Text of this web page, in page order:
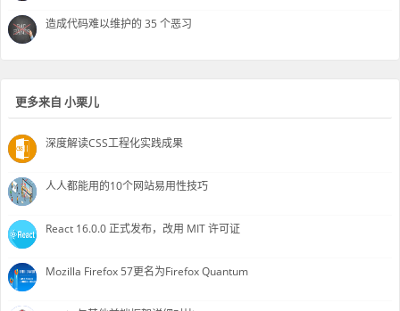
造成代码难以维护的 35 个恶习
更多来自 小栗儿
深度解读CSS工程化实践成果
人人都能用的10个网站易用性技巧
React 16.0.0 正式发布，改用 MIT 许可证
Mozilla Firefox 57更名为Firefox Quantum